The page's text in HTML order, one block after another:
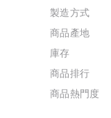
製造方式
商品產地
庫存
商品排行
商品熱門度